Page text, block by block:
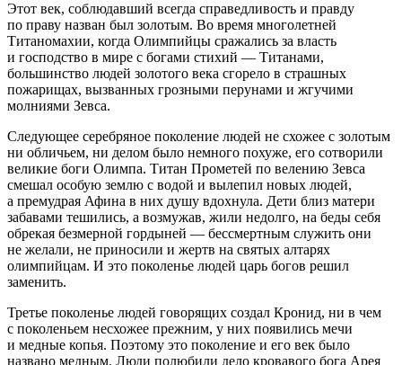
Этот век, соблюдавший всегда справедливость и правду
по праву назван был золотым. Во время многолетней
Титаномахии, когда Олимпийцы сражались за власть
и господство в мире с богами стихий — Титанами,
большинство людей золотого века сгорело в страшных
пожарищах, вызванных грозными перунами и жгучими
молниями Зевса.
Следующее серебряное поколение людей не схожее с золотым
ни обличьем, ни делом было немного похуже, его сотворили
великие боги Олимпа. Титан Прометей по велению Зевса
смешал особую землю с водой и вылепил новых людей,
а премудрая Афина в них душу вдохнула. Дети близ матери
забавами тешились, а возмужав, жили недолго, на беды себя
обрекая безмерной гордыней — бессмертным служить они
не желали, не приносили и жертв на святых алтарях
олимпийцам. И это поколенье людей царь богов решил
заменить.
Третье поколенье людей говорящих создал Кронид, ни в чем
с поколеньем несхожее прежним, у них появились мечи
и медные копья. Поэтому это поколение и его век было
названо медным. Люди полюбили дело кровавого бога Арея